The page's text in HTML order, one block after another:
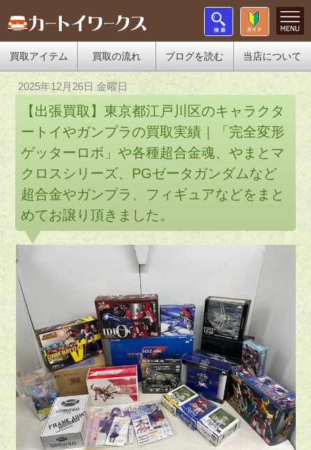
買取アイテム 買取の流れ ブログを読む 当店について
2025年12月26日 金曜日
【出張買取】東京都江戸川区のキャラクタ
ートイやガンプラの買取実績｜「完全変形
ゲッターロボ」や各種超合金魂、やまとマ
クロスシリーズ、PGゼータガンダムなど
超合金やガンプラ、フィギュアなどをまと
めてお譲り頂きました。